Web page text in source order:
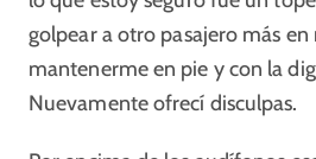
golpear a otro pasajero más
mantenerme en pie y con la
Nuevamente ofrecí disculpas.